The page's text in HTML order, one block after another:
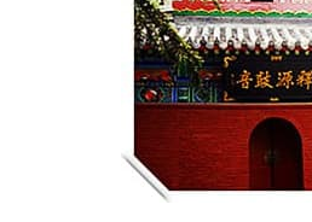
大
集
部
经
集
部